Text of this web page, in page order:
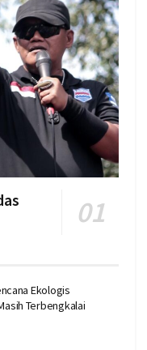
Ekologis
Terbengkalai